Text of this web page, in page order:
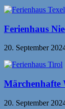
Ferienhaus
20. September
Märchenhafte
20. September